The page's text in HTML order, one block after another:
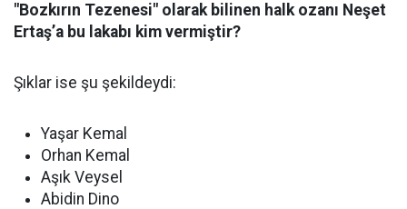
"Bozkırın Tezenesi" olarak bilinen halk ozanı Neşet
Ertaş’a bu lakabı kim vermiştir?
Şıklar ise şu şekildeydi:
Yaşar Kemal
Orhan Kemal
Aşık Veysel
Abidin Dino